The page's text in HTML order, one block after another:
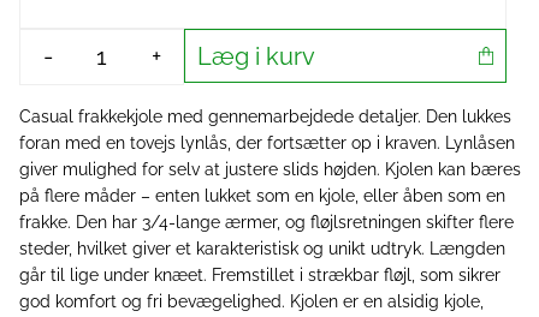
- + Læg i kurv
Casual frakkekjole med gennemarbejdede detaljer. Den lukkes
foran med en tovejs lynlås, der fortsætter op i kraven. Lynlåsen
giver mulighed for selv at justere slids højden. Kjolen kan bæres
på flere måder – enten lukket som en kjole, eller åben som en
frakke. Den har 3/4-lange ærmer, og fløjlsretningen skifter flere
steder, hvilket giver et karakteristisk og unikt udtryk. Længden
går til lige under knæet. Fremstillet i strækbar fløjl, som sikrer
god komfort og fri bevægelighed. Kjolen er en alsidig kjole,